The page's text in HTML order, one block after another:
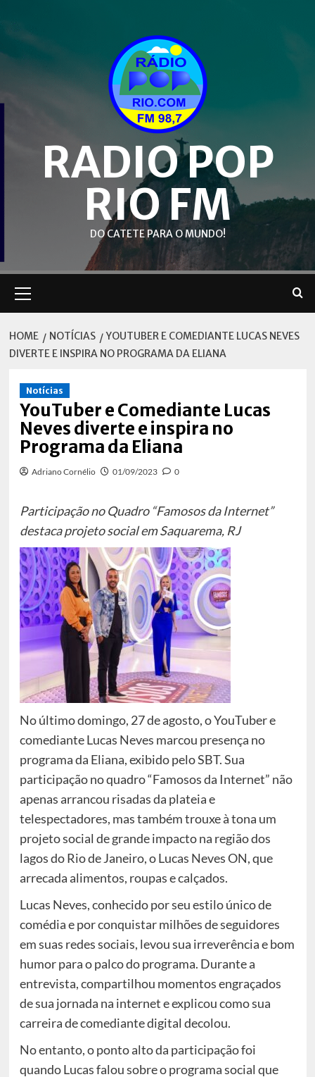
content
RADIO POP
RIO FM
DO CATETE PARA O MUNDO!
Menu
HOME NOTÍCIAS
YOUTUBER E COMEDIANTE LUCAS NEVES
DIVERTE E INSPIRA NO PROGRAMA DA ELIANA
Notícias
YouTuber e Comediante Lucas
Neves diverte e inspira no
Programa da Eliana
Adriano Cornélio 01/09/2023 0
Participação no Quadro “Famosos da Internet”
destaca projeto social em Saquarema, RJ
No último domingo, 27 de agosto, o YouTuber e
comediante Lucas Neves marcou presença no
programa da Eliana, exibido pelo SBT. Sua
participação no quadro “Famosos da Internet” não
apenas arrancou risadas da plateia e
telespectadores, mas também trouxe à tona um
projeto social de grande impacto na região dos
lagos do Rio de Janeiro, o Lucas Neves ON, que
arrecada alimentos, roupas e calçados.
Lucas Neves, conhecido por seu estilo único de
comédia e por conquistar milhões de seguidores
em suas redes sociais, levou sua irreverência e bom
humor para o palco do programa. Durante a
entrevista, compartilhou momentos engraçados
de sua jornada na internet e explicou como sua
carreira de comediante digital decolou.
No entanto, o ponto alto da participação foi
quando Lucas falou sobre o programa social que